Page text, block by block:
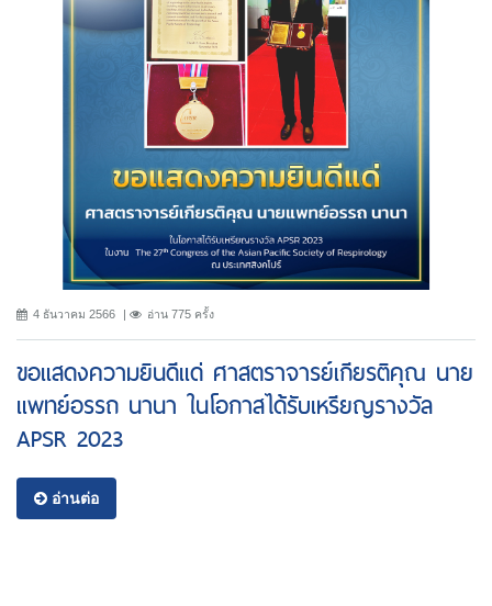
4 ธันวาคม 2566 อ่าน 775 ครั้ง
ขอแสดงความยินดีแด่ ศาสตราจารย์เกียรติคุณ นาย
แพทย์อรรถ นานา ในโอกาสได้รับเหรียญรางวัล
APSR 2023
อ่านต่อ